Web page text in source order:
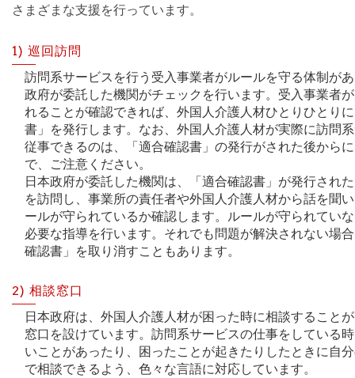
さまざまな支援を行っています。
1) 巡回訪問
訪問系サービスを行う受入事業者がルールを守る体制が
政府が委託した機関がチェックを行います。受入事業者
れることが確認できれば、外国人介護人材ひとりひとり
書」を発行します。なお、外国人介護人材が実際に訪問
従事できるのは、「適合確認書」の発行がされた後から
で、ご注意ください。
日本政府が委託した機関は、「適合確認書」が発行され
を訪問し、事業所の責任者や外国人介護人材から話を聞
ールが守られているか確認します。ルールが守られてい
必要な指導を行います。それでも問題が解決されない場
確認書」を取り消すこともあります。
2) 相談窓口
日本政府は、外国人介護人材が困った時に相談すること
窓口を設けています。訪問系サービスの仕事をしている
いことがあったり、困ったことが起きたりしたときに自
で相談できるよう、色々な言語に対応しています。